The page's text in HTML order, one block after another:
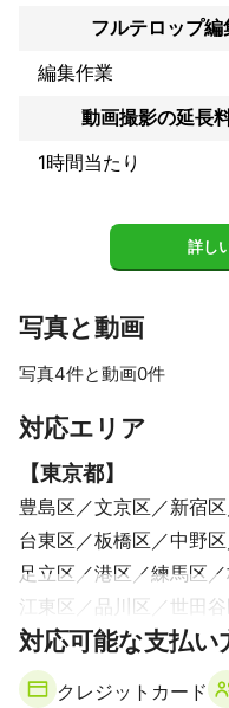
株式会社スターダストプロ
株式会社電通
株式会社講談社
一部抜粋
【クライアント一例】
株式会社TBS
株式会社フジテレビジョン
株式会社テレビ朝日
株式会社テレビ東京
関西テレビ放送株式会社
株式会社メディアミックス
ユニオン映画株式会社
株式会社共同テレビジョン
株式会社テレパック
株式会社オスカープロモー
株式会社スターダストプロ
株式会社ワイケーエージェ
株式会社電通
株式会社博報堂
株式会社講談社
一部抜粋
フルテロップ編
編集作業
動画撮影の延長
1時間当たり
詳し
写真と動画
写真4件と動画0件
対応エリア
【東京都】
豊島区 文京区 新宿区
台東区
板橋区 中野区
足立区
港区 練馬区
江東区
品川区 世田
三鷹市
西東京市 狛
東久留米市
対応可能な支払い
クレジットカード